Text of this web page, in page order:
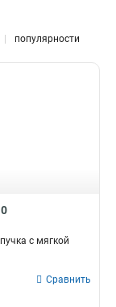
популярности
с мягкой
Сравнить